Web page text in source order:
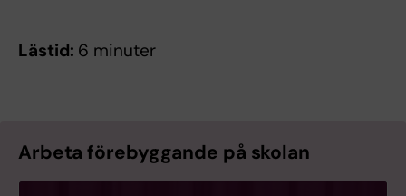
Lästid: 6 minuter
Arbeta förebyggande på skolan